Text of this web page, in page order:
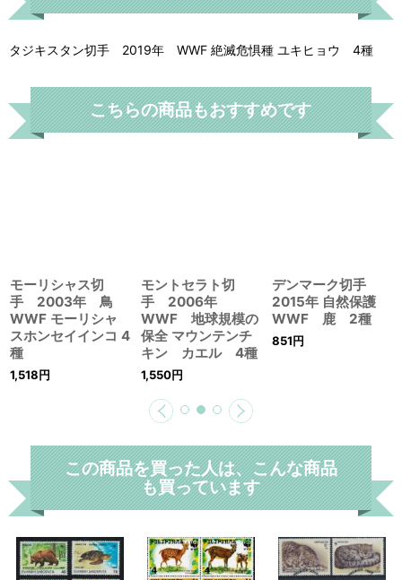
タジキスタン切手 2019年 WWF 絶滅危惧種 ユキヒョウ 4種
こちらの商品もおすすめです
種
1,518円
WWF 地球規模の
保全 マウンテンチ
キン カエル 4種
1,550 円
WWF 鹿 2種
851円
この商品を買った人は、こんな商品
も買っています